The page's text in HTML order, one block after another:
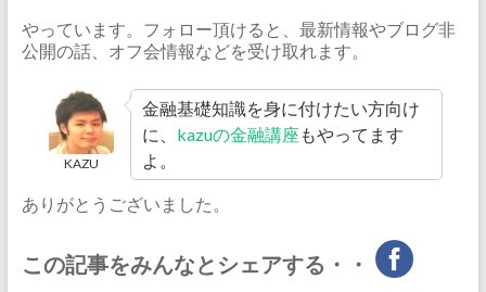
やっています。フォロー頂けると、最新情報やブログ非
公開の話、オフ会情報などを受け取れます。
KAZU
金融基礎知識を身に付けたい方向け
に、 kazuの金融講座 もやってます
よ。
ありがとうございました。
この記事をみんなとシェアする・・